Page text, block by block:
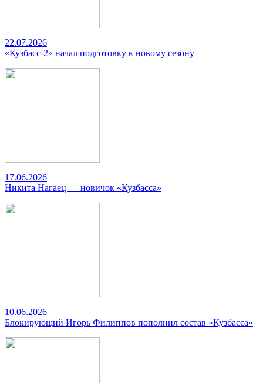
22.07.2026
«Кузбасс-2» начал подготовку к новому сезону
17.06.2026
Никита Нагаец — новичок «Кузбасса»
10.06.2026
Блокирующий Игорь Филиппов пополнил состав «Кузбасса»